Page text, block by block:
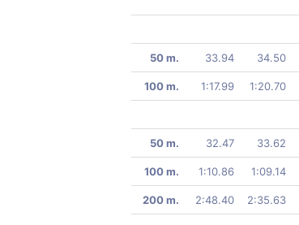
50 m. 33.94 34.50
100 m. 1:17.99 1:20.70
50 m. 32.47 33.62
100 m. 1:10.86 1:09.14
200 m. 2:48.40 2:35.63